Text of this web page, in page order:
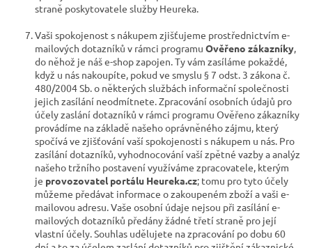
straně poskytovatele služby Heureka.
Vaši spokojenost s nákupem zjišťujeme prostřednictvím e-
mailových dotazníků v rámci programu Ověřeno zákazníky,
do něhož je náš e-shop zapojen. Ty vám zasíláme pokaždé,
když u nás nakoupíte, pokud ve smyslu § 7 odst. 3 zákona č.
480/2004 Sb. o některých službách informační společnosti
jejich zasílání neodmítnete. Zpracování osobních údajů pro
účely zaslání dotazníků v rámci programu Ověřeno zákazníky
provádíme na základě našeho oprávněného zájmu, který
spočívá ve zjišťování vaší spokojenosti s nákupem u nás. Pro
zasílání dotazníků, vyhodnocování vaší zpětné vazby a analýz
našeho tržního postavení využíváme zpracovatele, kterým
je provozovatel portálu Heureka.cz; tomu pro tyto účely
můžeme předávat informace o zakoupeném zboží a vaši e-
mailovou adresu. Vaše osobní údaje nejsou při zasílání e-
mailových dotazníků předány žádné třetí straně pro její
vlastní účely. Souhlas udělujete na zpracování po dobu 60